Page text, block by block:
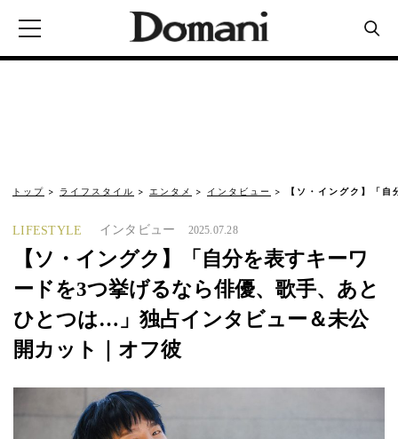
トップ ライフスタイル エンタメ インタビュー 【ソ・イングク】「
LIFESTYLE インタビュー 2025.07.28
【ソ・イングク】「自分を表すキーワ
ードを3つ挙げるなら俳優、歌手、あと
ひとつは…」独占インタビュー＆未公
開カット｜オフ彼